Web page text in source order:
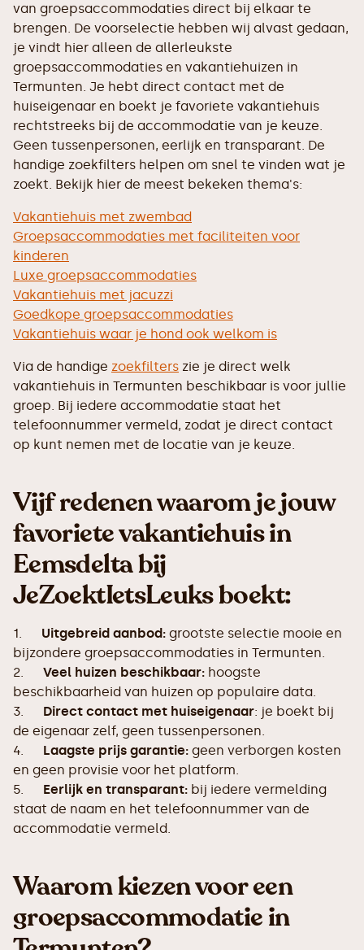
van groepsaccommodaties direct bij elkaar te
brengen. De voorselectie hebben wij alvast gedaan,
je vindt hier alleen de allerleukste
groepsaccommodaties en vakantiehuizen in
Termunten. Je hebt direct contact met de
huiseigenaar en boekt je favoriete vakantiehuis
rechtstreeks bij de accommodatie van je keuze.
Geen tussenpersonen, eerlijk en transparant. De
handige zoekfilters helpen om snel te vinden wat je
zoekt. Bekijk hier de meest bekeken thema's:
Vakantiehuis met zwembad
Groepsaccommodaties met faciliteiten voor
kinderen
Luxe groepsaccommodaties
Vakantiehuis met jacuzzi
Goedkope groepsaccommodaties
Vakantiehuis waar je hond ook welkom is
Via de handige zoekfilters zie je direct welk
vakantiehuis in Termunten beschikbaar is voor jullie
groep. Bij iedere accommodatie staat het
telefoonnummer vermeld, zodat je direct contact
op kunt nemen met de locatie van je keuze.
Vijf redenen waarom je jouw
favoriete vakantiehuis in
Eemsdelta bij
JeZoektIetsLeuks boekt:
1. Uitgebreid aanbod: grootste selectie mooie en
bijzondere groepsaccommodaties in Termunten.
2. Veel huizen beschikbaar: hoogste
beschikbaarheid van huizen op populaire data.
3. Direct contact met huiseigenaar: je boekt bij
de eigenaar zelf, geen tussenpersonen.
4. Laagste prijs garantie: geen verborgen kosten
en geen provisie voor het platform.
5. Eerlijk en transparant: bij iedere vermelding
staat de naam en het telefoonnummer van de
accommodatie vermeld.
Waarom kiezen voor een
groepsaccommodatie in